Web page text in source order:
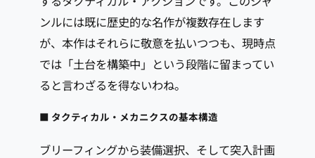
ンルには既に歴史的な名作が複数存在します
が、本作はそれらに敬意を払いつつも、現時点
では「土台を構築中」という段階に留まってい
ると言わざるを得ないわね。
■ タクティカル・メカニクスの基本構造
ブリーフィングから装備選択、そして突入計画